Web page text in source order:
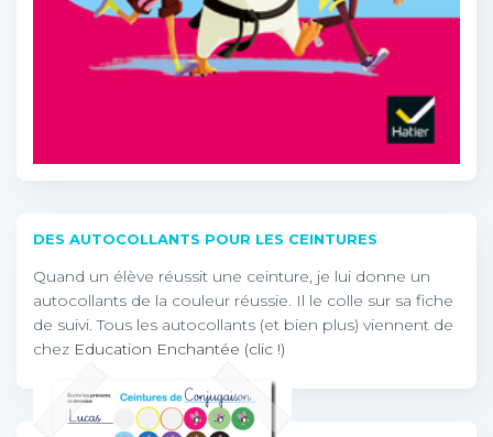
DES AUTOCOLLANTS POUR LES CEINTURES
Quand un élève réussit une ceinture, je lui donne un
autocollants de la couleur réussie. Il le colle sur sa fiche
de suivi. Tous les autocollants (et bien plus) viennent de
chez Education Enchantée (clic !)